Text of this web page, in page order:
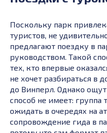
Поскольку парк
туристов, не
предлагают поездку в
руководством. Такой
тех, кто впервые
не хочет разбираться в
до Винперл. Однако
способ не имеет: группа
ожидать в очередях на
сопровождение гида в